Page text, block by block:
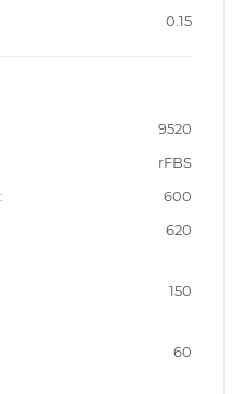
0.15
9520
rFBS
600
620
150
60